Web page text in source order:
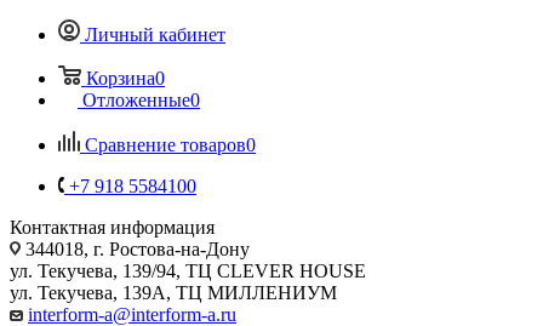
Личный кабинет
Корзина0
Отложенные0
Сравнение товаров0
+7 918 5584100
Контактная информация
344018, г. Ростова-на-Дону
ул. Текучева, 139/94, ТЦ CLEVER HOUSE
ул. Текучева, 139А, ТЦ МИЛЛЕНИУМ
interform-a@interform-a.ru